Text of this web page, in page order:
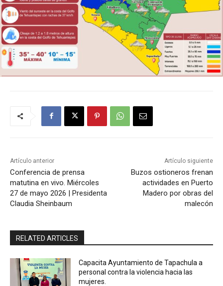
Artículo anterior
Conferencia de prensa
matutina en vivo. Miércoles
27 de mayo 2026 | Presidenta
Claudia Sheinbaum
Artículo siguiente
Buzos ostioneros frenan
actividades en Puerto
Madero por obras del
malecón
RELATED ARTICLES
Capacita Ayuntamiento de Tapachula a
personal contra la violencia hacia las
mujeres.